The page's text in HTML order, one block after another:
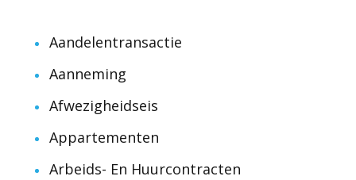
Aandelentransactie
Aanneming
Afwezigheidseis
Appartementen
Arbeids- En Huurcontracten